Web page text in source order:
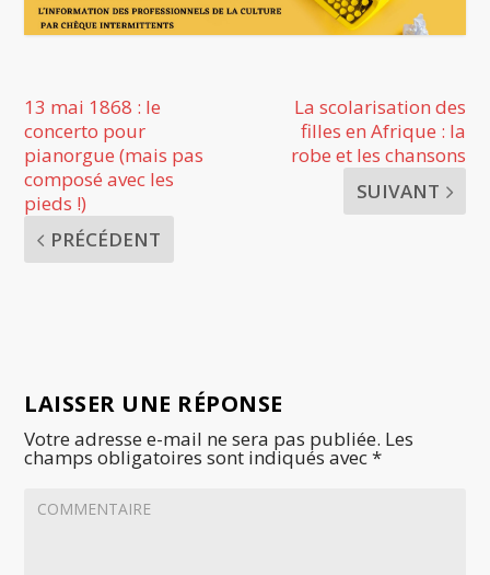
13 mai 1868 : le
concerto pour
pianorgue (mais pas
composé avec les
pieds !)
PRÉCÉDENT
La scolarisation des
filles en Afrique : la
robe et les chansons
SUIVANT
LAISSER UNE RÉPONSE
Votre adresse e-mail ne sera pas publiée. Les
champs obligatoires sont indiqués avec*